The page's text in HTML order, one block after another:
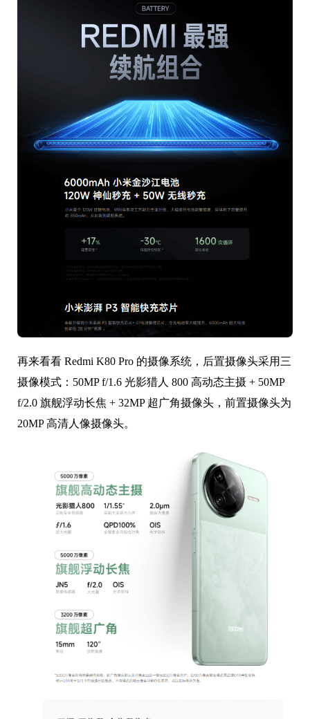
再来看看 Redmi K80 Pro 的摄像系统，后置摄像头采用三
摄像模式：50MP f/1.6 光影猎人 800 高动态主摄 + 50MP
f/2.0 旗舰浮动长焦 + 32MP 超广角摄像头，前置摄像头为
20MP 高清人像摄像头。